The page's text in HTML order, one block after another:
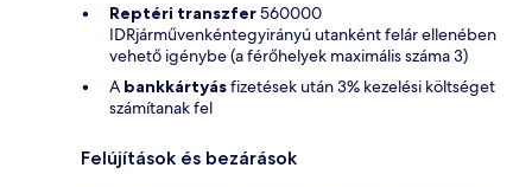
Reptéri transzfer560000
IDRjárművenkéntegyirányú utanként felár ellenében
vehető igénybe (a férőhelyek maximális száma 3)
A bankkártyásfizetések után 3% kezelési költséget
számítanak fel
Felújítások és bezárások